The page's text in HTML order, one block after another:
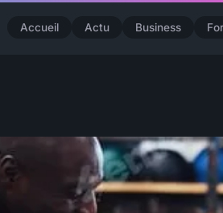
Accueil Actu Business